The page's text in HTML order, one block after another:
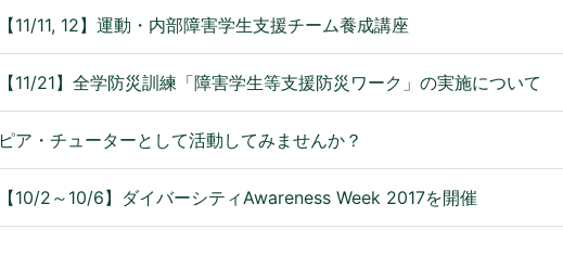
【11/11, 12】運動・内部障害学生支援チーム養成講座
【11/21】全学防災訓練「障害学生等支援防災ワーク」の実施について
ピア・チューターとして活動してみませんか？
【10/2～10/6】ダイバーシティAwareness Week 2017を開催